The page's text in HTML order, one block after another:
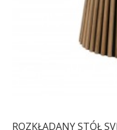
ROZKŁADANY STÓŁ